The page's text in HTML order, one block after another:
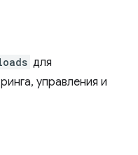
для
управления и